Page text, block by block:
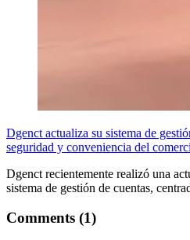
Dgenct actualiza su sistema de
seguridad y conveniencia del
Dgenct recientemente realizó una
sistema de gestión de cuentas,
Comments (1)